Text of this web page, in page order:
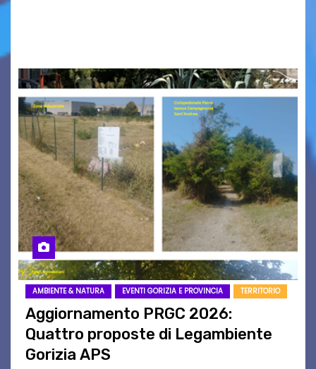
AMBIENTE & NATURA EVENTI GORIZIA E PROVINCIA TERRITORIO
Aggiornamento PRGC 2026:
Quattro proposte di Legambiente
Gorizia APS